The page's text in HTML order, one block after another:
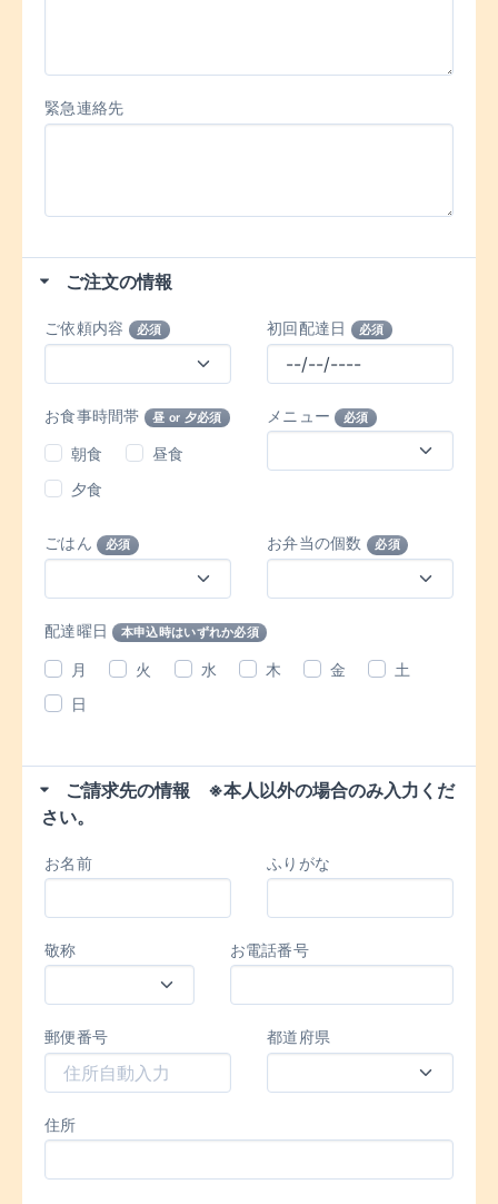
緊急連絡先
ご注文の情報
ご依頼内容 必須 初回配達日 必須
お食事時間帯 昼 or 夕必須
朝食
昼食
夕食
メニュー 必須
ごはん 必須 お弁当の個数 必須
配達曜日 本申込時はいずれか必須
月 火 水 木 金
土
日
ご請求先の情報 ※本人以外の場合のみ入力くだ
さい。
お名前 ふりがな
敬称 お電話番号
郵便番号 都道府県
住所